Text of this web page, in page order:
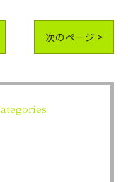
次のページ >